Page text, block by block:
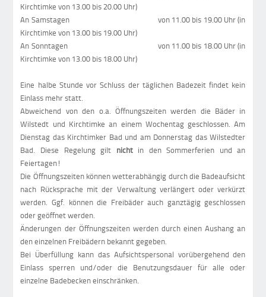
Kirchtimke von 13.00 bis 20.00 Uhr)
An Samstagen von 11.00 bis 19.00 Uhr (in
Kirchtimke von 13.00 bis 19.00 Uhr)
An Sonntagen von 11.00 bis 18.00 Uhr (in
Kirchtimke von 13.00 bis 18.00 Uhr)
Eine halbe Stunde vor Schluss der täglichen Badezeit findet kein
Einlass mehr statt.
Abweichend von den o.a. Öffnungszeiten werden die Bäder in
Wilstedt und Kirchtimke an einem Wochentag geschlossen. Am
Dienstag das Kirchtimker Bad und am Donnerstag das Wilstedter
Bad. Diese Regelung gilt nichtin den Sommerferien und an
Feiertagen!
Die Öffnungszeiten können wetterabhängig durch die Badeaufsicht
nach Rücksprache mit der Verwaltung verlängert oder verkürzt
werden. Ggf. können die Freibäder auch ganztägig geschlossen
oder geöffnet werden.
Änderungen der Öffnungszeiten werden durch einen Aushang an
den einzelnen Freibädern bekannt gegeben.
Bei Überfüllung kann das Aufsichtspersonal vorübergehend den
Einlass sperren und/oder die Benutzungsdauer für alle oder
einzelne Badebecken einschränken.